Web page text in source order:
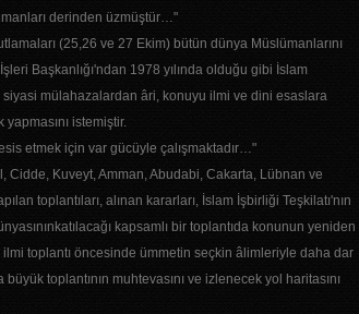
derinden üzmüştür…"
(25,26 ve 27 Ekim) bütün dünya Müslümanlarını
Başkanlığı'ndan 1978 yılında olduğu gibi İslam
mülahazalardan âri, konuyu ilmi ve dini esaslara
istemiştir.
etmek için var gücüyle çalışmaktadır…"
Cidde, Kuveyt, Amman, Abudabi, Cakarta, Lübnan ve
toplantıları, alınan kararları, İslam İşbirliği Teşkilatı'nın
kapsamlı bir toplantıda konunun yeniden
toplantı öncesinde ümmetin seçkin âlimleriyle daha dar
toplantının muhtevasını ve izlenecek yol haritasını